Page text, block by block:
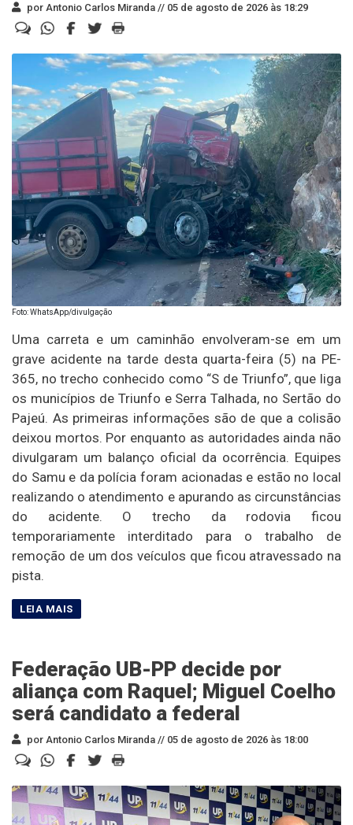
por Antonio Carlos Miranda // 05 de agosto de 2026 às 18:29
Foto: WhatsApp/divulgação
Uma carreta e um caminhão envolveram-se em um
grave acidente na tarde desta quarta-feira (5) na PE-
365, no trecho conhecido como “S de Triunfo”, que liga
os municípios de Triunfo e Serra Talhada, no Sertão do
Pajeú. As primeiras informações são de que a colisão
deixou mortos. Por enquanto as autoridades ainda não
divulgaram um balanço oficial da ocorrência. Equipes
do Samu e da polícia foram acionadas e estão no local
realizando o atendimento e apurando as circunstâncias
do acidente. O trecho da rodovia ficou
temporariamente interditado para o trabalho de
remoção de um dos veículos que ficou atravessado na
pista.
Federação UB-PP decide por
aliança com Raquel; Miguel Coelho
será candidato a federal
por Antonio Carlos Miranda // 05 de agosto de 2026 às 18:00